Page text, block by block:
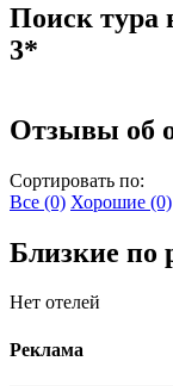
Поиск тура
3*
Отзывы об
Cортировать по:
Все (0) Хорошие (0)
Близкие по
Нет отелей
Реклама